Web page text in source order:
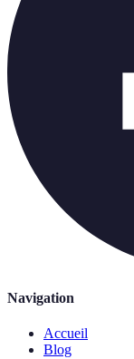
Navigation
Accueil
Blog